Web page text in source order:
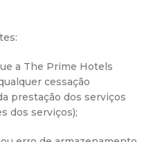
a The Prime Hotels
cessação
prestação dos serviços
dos serviços);